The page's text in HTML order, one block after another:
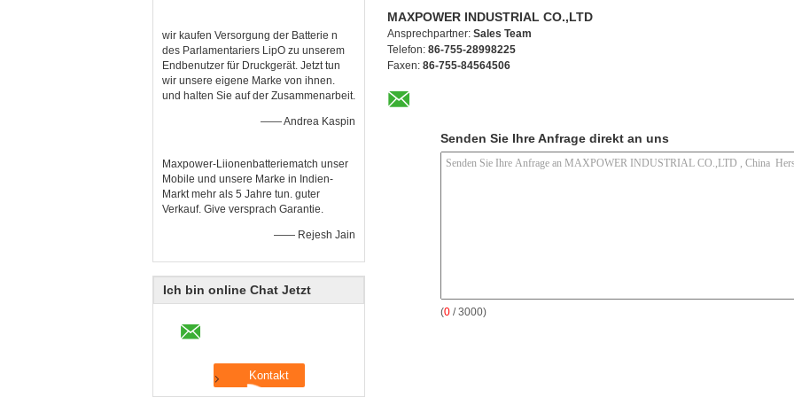
wir kaufen Versorgung der Batterie n
des Parlamentariers LipO zu unserem
Endbenutzer für Druckgerät. Jetzt tun
wir unsere eigene Marke von ihnen.
und halten Sie auf der Zusammenarbeit.
—— Andrea Kaspin
Maxpower-Liionenbatteriematch unser
Mobile und unsere Marke in Indien-
Markt mehr als 5 Jahre tun. guter
Verkauf. Give versprach Garantie.
—— Rejesh Jain
Ich bin online Chat Jetzt
MAXPOWER INDUSTRIAL CO.,LTD
Ansprechpartner: Sales Team
Telefon: 86-755-28998225
Faxen: 86-755-84564506
Senden Sie Ihre Anfrage direkt an uns
(0 / 3000)